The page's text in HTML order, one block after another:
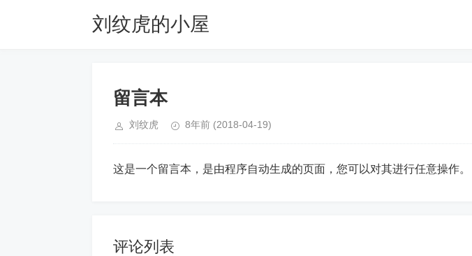
刘纹虎的小屋
留言本
刘纹虎 8年前 (2018-04-19)
这是一个留言本，是由程序自动生成的页面，您可以对其进行任意操作。
评论列表